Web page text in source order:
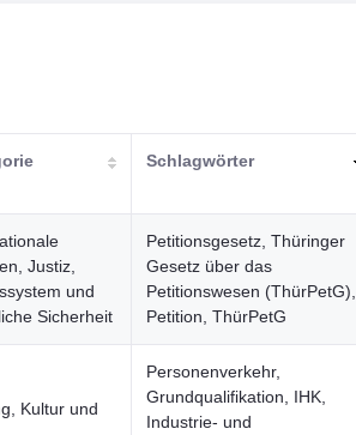
Schlagwörter
Justiz,
und
Sicherheit
Petitionsgesetz, Thüringer
Gesetz über das
Petitionswesen (ThürPetG),
Petition, ThürPetG
Kultur und
Personenverkehr,
Grundqualifikation, IHK,
Industrie- und